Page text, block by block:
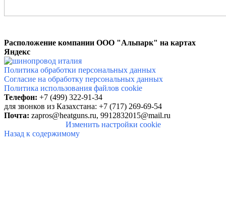
Расположение компании ООО "Альпарк" на картах
Яндекс
Политика обработки персональных данных
Согласие на обработку персональных данных
Политика использования файлов cookie
Телефон: +7 (499) 322-91-34
для звонков из Казахстана: +7 (717) 269-69-54
Почта: zapros@heatguns.ru, 9912832015@mail.ru
Изменить настройки cookie
Назад к содержимому